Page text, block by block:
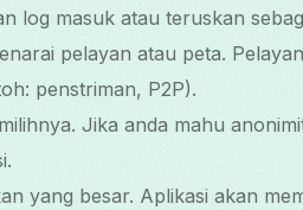
log masuk atau teruskan
pelayan atau peta.
penstriman, P2P).
Jika anda mahu
yang besar. Aplikasi akan